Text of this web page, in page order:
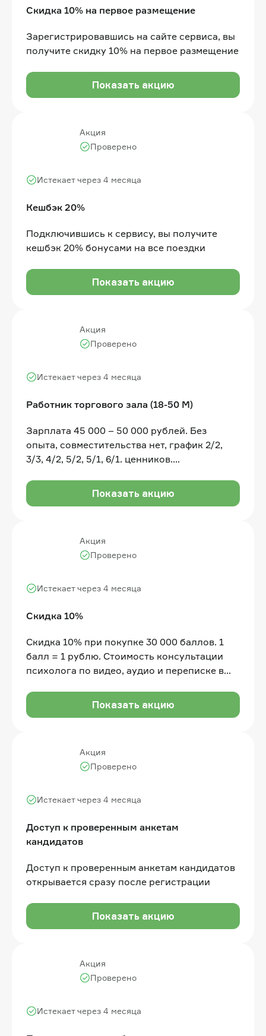
Скидка 10% на первое размещение
Зарегистрировавшись на сайте сервиса, вы
получите скидку 10% на первое размещение
Показать акцию
Акция
Кешбэк 20%
Истекает через 4 месяца
Проверено
Подключившись к сервису, вы получите
кешбэк 20% бонусами на все поездки
Показать акцию
Акция
Работник торгового зала (18-50 М)
Истекает через 4 месяца
Проверено
Зарплата 45 000 – 50 000 рублей. Без
опыта, совместительства нет, график 2/2,
3/3, 4/2, 5/2, 5/1, 6/1. ценников.
торговом залеПоказать акцию
Акция
Скидка 10%
Истекает через 4 месяца
Проверено
Скидка 10% при покупке 30 000 баллов. 1
балл = 1 рублю. Стоимость консультации
психолога по видео, аудио и переписке в
Бесплатный подбор и переподбор
специалиста
Показать акцию
Акция
Доступ к проверенным анкетам
кандидатов
Истекает через 4 месяца
Проверено
Доступ к проверенным анкетам кандидатов
открывается сразу после регистрации
Показать акцию
Акция
Истекает через 4 месяца
Проверено